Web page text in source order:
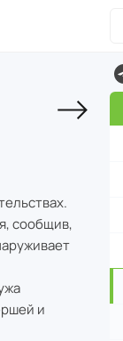
сообщив,
и